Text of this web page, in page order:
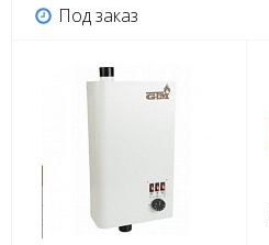
Под заказ